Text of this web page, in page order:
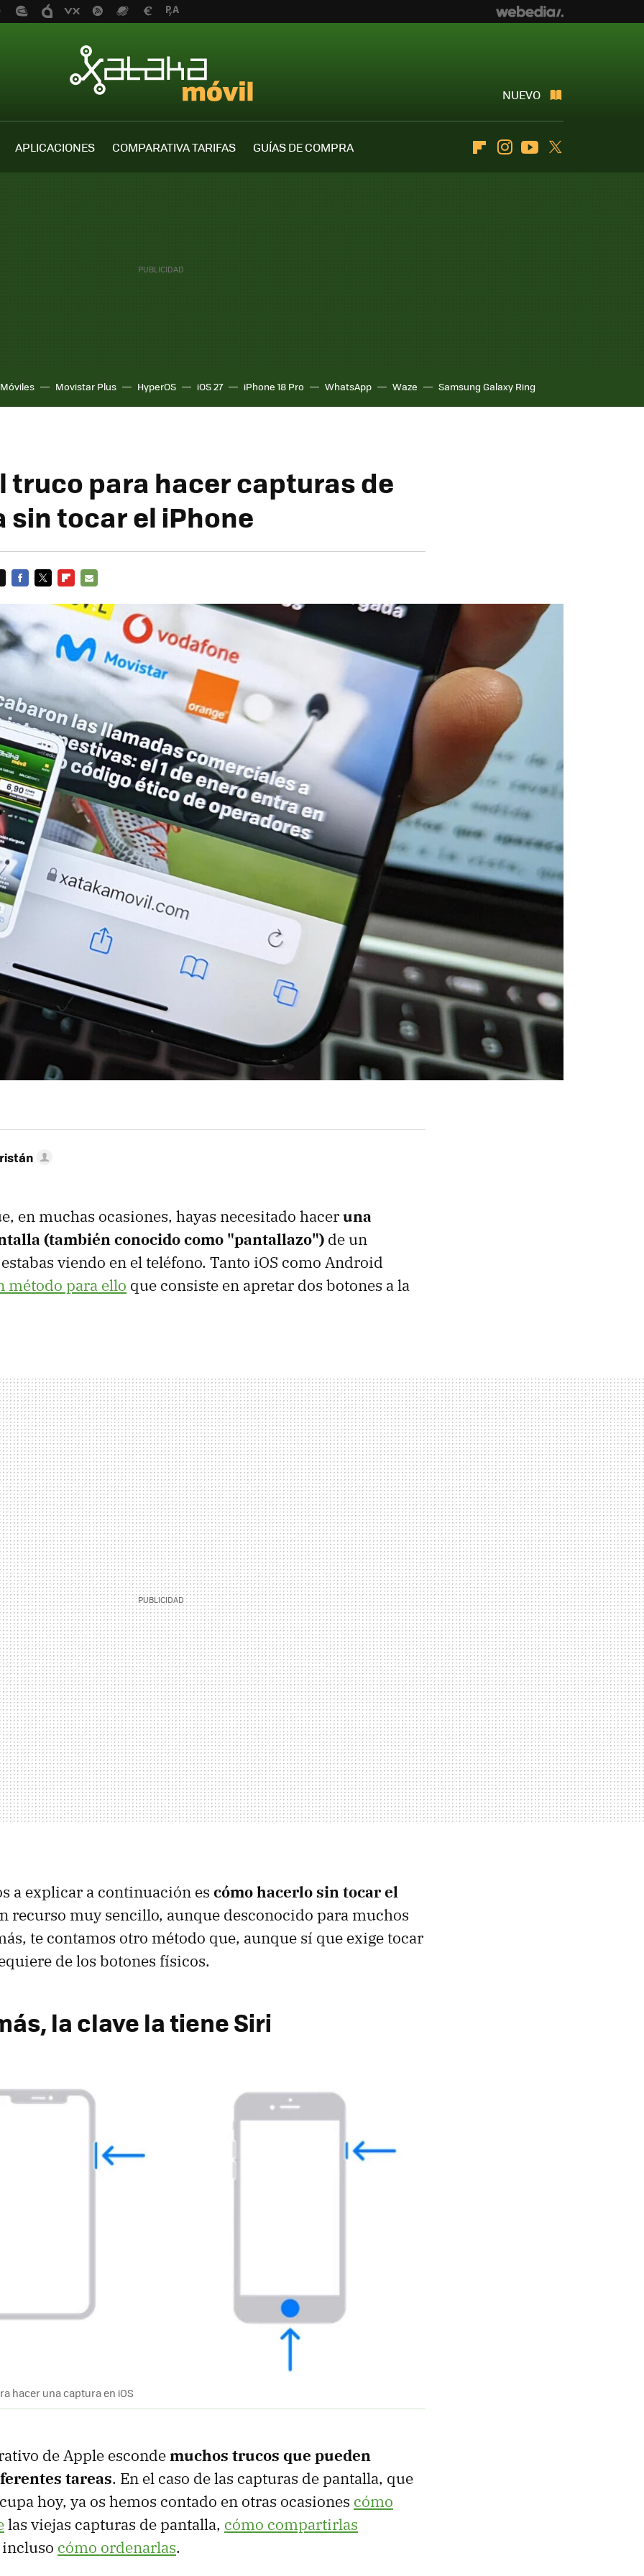
NUEVO
APLICACIONES COMPARATIVA TARIFAS GUÍAS DE COMPRA FlipboardInstagramYoutube
Móviles Movistar Plus HyperOS iOS 27 iPhone 18 Pro WhatsApp Waze Samsung Galaxy Ring
truco para hacer capturas de
tocar el iPhone
MAIL
en muchas ocasiones, hayas necesitado haceruna
(también conocido como "pantallazo") de un
viendo en el teléfono. Tanto iOS como Android
método para ello que consiste en apretar dos botones a la
a explicar a continuación es cómo hacerlo sin tocar el
recurso muy sencillo, aunque desconocido para muchos
te contamos otro método que, aunque sí que exige tocar
de los botones físicos.
la clave la tiene Siri
hacer una captura en iOS
de Apple escondemuchos trucos que pueden
tareas. En el caso de las capturas de pantalla, que
hoy, ya os hemos contado en otras ocasiones cómo
las viejas capturas de pantalla, cómo compartirlas
cómo ordenarlas.